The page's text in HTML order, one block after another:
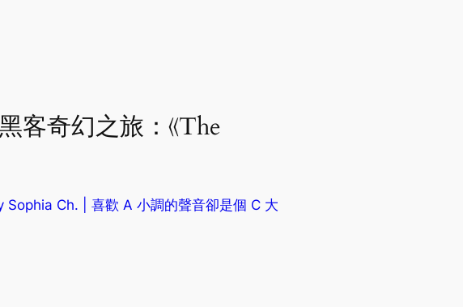
客奇幻之旅：《The
Ch. | 喜歡 A 小調的聲音卻是個 C 大